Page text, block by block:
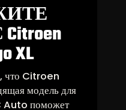
XL
что Citroen
модель для
Auto поможет